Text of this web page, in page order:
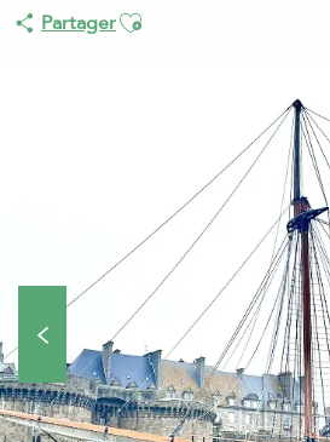
PartagerAjouter aux favoris